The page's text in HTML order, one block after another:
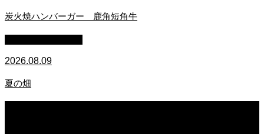
炭火焼ハンバーガー 鹿角短角牛
2026.08.09
夏の畑